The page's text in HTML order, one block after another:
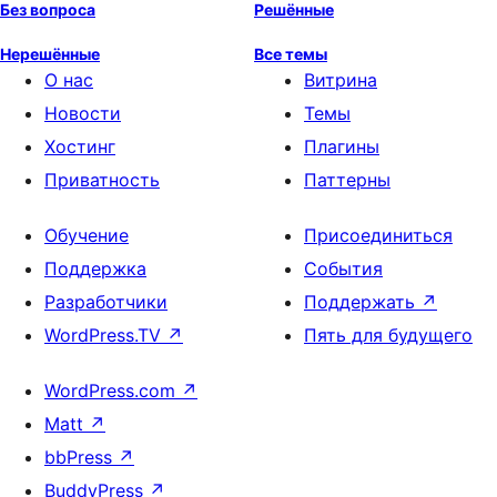
Без вопроса Решённые
Нерешённые Все темы
О нас
Новости
Хостинг
Приватность
Витрина
Темы
Плагины
Паттерны
Обучение
Поддержка
Разработчики
WordPress.TV ↗
Присоединиться
События
Поддержать ↗
Пять для будущего
WordPress.com ↗
Matt ↗
bbPress ↗
BuddyPress ↗